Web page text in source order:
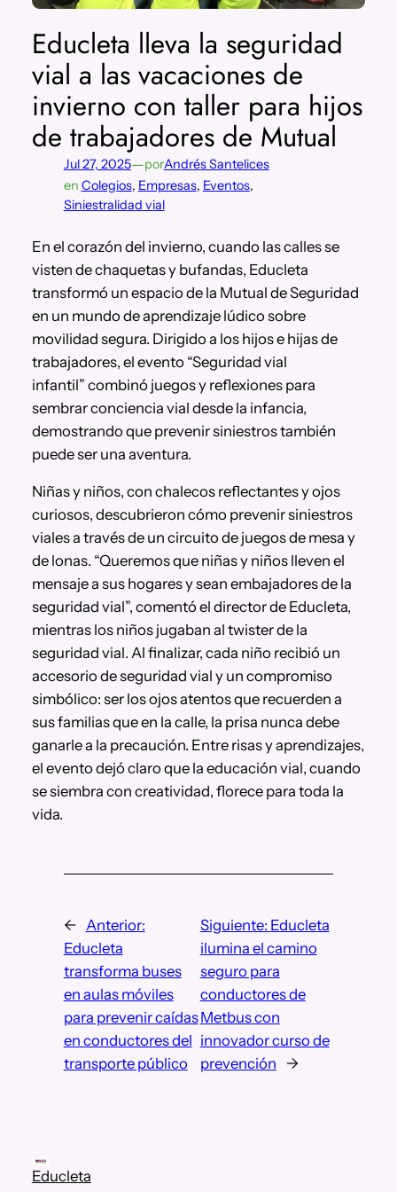
Educleta lleva la seguridad
vial a las vacaciones de
invierno con taller para hijos
de trabajadores de Mutual
Jul 27, 2025—porAndrés Santelices
en Colegios, Empresas, Eventos
Siniestralidad vial
En el corazón del invierno, cuando las calles se
visten de chaquetas y bufandas, Educleta
transformó un espacio de la Mutual de Seguridad
en un mundo de aprendizaje lúdico sobre
movilidad segura. Dirigido a los hijos e hijas de
trabajadores, el evento “Seguridad vial
infantil” combinó juegos y reflexiones para
sembrar conciencia vial desde la infancia,
demostrando que prevenir siniestros también
puede ser una aventura.
Niñas y niños, con chalecos reflectantes y ojos
curiosos, descubrieron cómo prevenir siniestros
viales a través de un circuito de juegos de mesa y
de lonas. “Queremos que niñas y niños lleven el
mensaje a sus hogares y sean embajadores de la
seguridad vial”, comentó el director de Educleta,
mientras los niños jugaban al twister de la
seguridad vial. Al finalizar, cada niño recibió un
accesorio de seguridad vial y un compromiso
simbólico: ser los ojos atentos que recuerden a
sus familias que en la calle, la prisa nunca debe
ganarle a la precaución. Entre risas y aprendizajes,
el evento dejó claro que la educación vial, cuando
se siembra con creatividad, florece para toda la
vida.
← Anterior:
Educleta
transforma buses
en aulas móviles
para prevenir caídas
en conductores del
transporte público
Siguiente: Educleta
ilumina el camino
seguro para
conductores de
Metbus con
innovador curso de
prevención
→
Educleta